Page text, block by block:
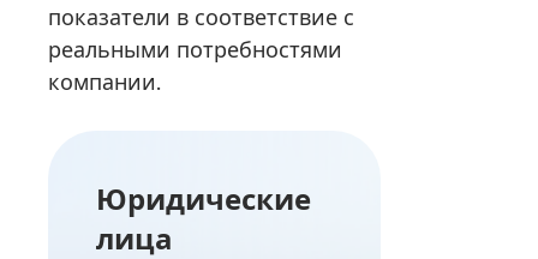
показатели в соответствие с
реальными потребностями
компании.
Юридические
лица